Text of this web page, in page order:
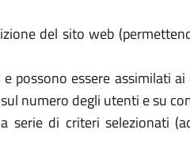
del sito web
possono essere assimilati
numero degli utenti e su
serie di criteri selezionati